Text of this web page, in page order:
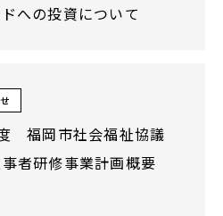
への投資について
福岡市社会福祉協議
者研修事業計画概要